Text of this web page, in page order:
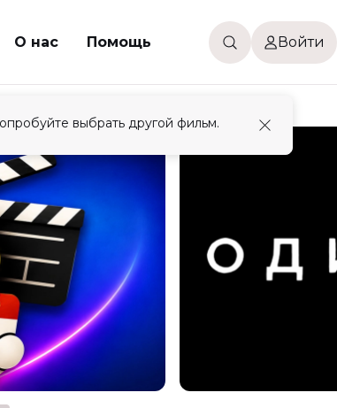
О нас Помощь Войти
выбрать другой фильм.